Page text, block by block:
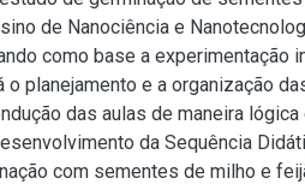
de Nanociência e
como base a experimentação
planejamento e a organização
das aulas de maneira lógica
da Sequência
com sementes de milho e